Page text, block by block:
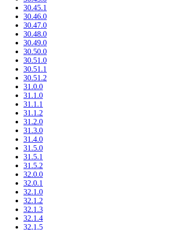
30.45.1
30.46.0
30.47.0
30.48.0
30.49.0
30.50.0
30.51.0
30.51.1
30.51.2
31.0.0
31.1.0
31.1.1
31.1.2
31.2.0
31.3.0
31.4.0
31.5.0
31.5.1
31.5.2
32.0.0
32.0.1
32.1.0
32.1.2
32.1.3
32.1.4
32.1.5